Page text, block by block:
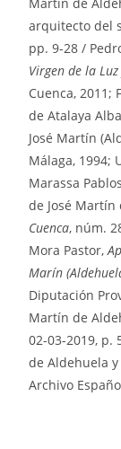
arquitecto del
pp. 9-28 /
Virgen de la
Cuenca, 2011;
de Atalaya
José Martín
Málaga, 1994;
Marassa
de José Martín
Cuenca, núm.
Mora Pastor,
Marín
Diputación
Martín de
02-03-2019, p.
de Aldehuela
Archivo